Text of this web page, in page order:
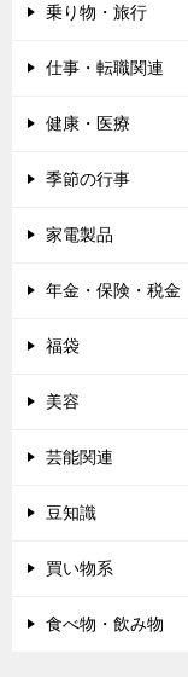
乗り物・旅行
仕事・転職関連
健康・医療
季節の行事
家電製品
年金・保険・税金
福袋
美容
芸能関連
豆知識
買い物系
食べ物・飲み物